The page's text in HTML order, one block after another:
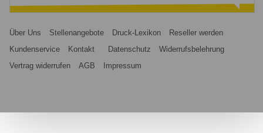
Über Uns Stellenangebote Druck-Lexikon
Reseller werden
Kundenservice
Kontakt Datenschutz
Widerrufsbelehrung
Vertrag widerrufen
AGB Impressum